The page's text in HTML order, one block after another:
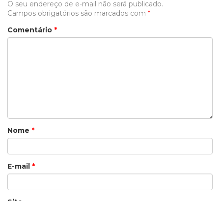
O seu endereço de e-mail não será publicado.
Campos obrigatórios são marcados com *
Comentário *
Nome *
E-mail *